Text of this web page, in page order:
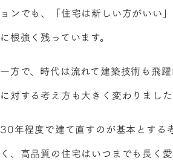
ョンでも、「住宅は新しい方がいい
に根強く残っています。
一方で、時代は流れて建築技術も飛
に対する考え方も大きく変わりました
30年程度で建て直すのが基本とする
く、高品質の住宅はいつまでも長く